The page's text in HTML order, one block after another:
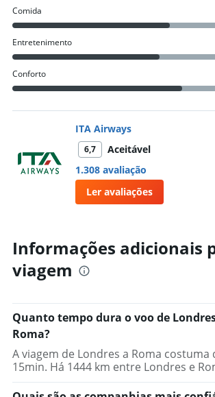
Comida
Entretenimento
Conforto
ITA Airways
6,7
Aceitável
1.308 avaliação
Ler avaliações
Informações adicionais
viagem
Quanto tempo dura o voo de
Roma?
A viagem de Londres a Roma costuma
15min. Há 1444 km entre Londres e